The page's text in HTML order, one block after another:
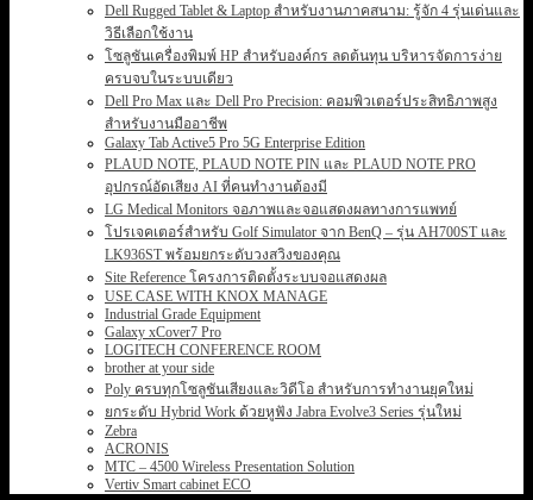
Dell Rugged Tablet & Laptop สำหรับงานภาคสนาม: รู้จัก 4 รุ่นเด่นและ
วิธีเลือกใช้งาน
โซลูชันเครื่องพิมพ์ HP สำหรับองค์กร ลดต้นทุน บริหารจัดการง่าย
ครบจบในระบบเดียว
Dell Pro Max และ Dell Pro Precision: คอมพิวเตอร์ประสิทธิภาพสูง
สำหรับงานมืออาชีพ
Galaxy Tab Active5 Pro 5G Enterprise Edition
PLAUD NOTE, PLAUD NOTE PIN และ PLAUD NOTE PRO
อุปกรณ์อัดเสียง AI ที่คนทำงานต้องมี
LG Medical Monitors จอภาพและจอแสดงผลทางการแพทย์
โปรเจคเตอร์สำหรับ Golf Simulator จาก BenQ – รุ่น AH700ST และ
LK936ST พร้อมยกระดับวงสวิงของคุณ
Site Reference โครงการติดตั้งระบบจอแสดงผล
USE CASE WITH KNOX MANAGE
Industrial Grade Equipment
Galaxy xCover7 Pro
LOGITECH CONFERENCE ROOM
brother at your side
Poly ครบทุกโซลูชันเสียงและวิดีโอ สำหรับการทำงานยุคใหม่
ยกระดับ Hybrid Work ด้วยหูฟัง Jabra Evolve3 Series รุ่นใหม่
Zebra
ACRONIS
MTC – 4500 Wireless Presentation Solution
Vertiv Smart cabinet ECO